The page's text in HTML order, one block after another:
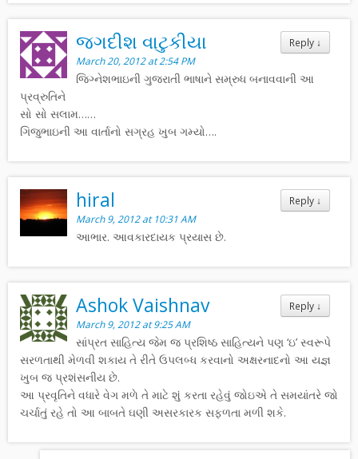
Reply ↓
જગદીશ વાટુકીયા
March 20, 2012 at 2:54 PM
જિગ્નેશભાઇની ગુજરાતી ભાષાને સમ્રુધ બનાવવાની આ
પ્રવ્રુતિને
સો સો સલામ……
ગિજુભાઇની આ વાર્તાનો સગ્રહ ખુબ ગમ્યો….
Reply ↓
hiral
March 9, 2012 at 10:31 AM
આભાર. આવકારદાયક પ્રયાસ છે.
Reply ↓
Ashok Vaishnav
March 9, 2012 at 9:25 AM
સાંપ્રત સાહિત્ય જેમ જ પ્રશિષ્ઠ સાહિત્યને પણ ‘ઇ’ સ્વરૂપે
સરળતાથી મેળવી શકાય તે રીતે ઉપલબ્ધ કરવાનો અક્ષરનાદનો આ યજ્ઞ
ખુબ જ પ્રશંસનીય છે.
આ પ્રવૃતિને વધારે વેગ મળે તે માટે શું કરતા રહેવું જોઇએ તે સમયાંતરે જો
ચર્ચાતું રહે તો આ બાબતે ઘણી અસરકારક સફળતા મળી શકે.